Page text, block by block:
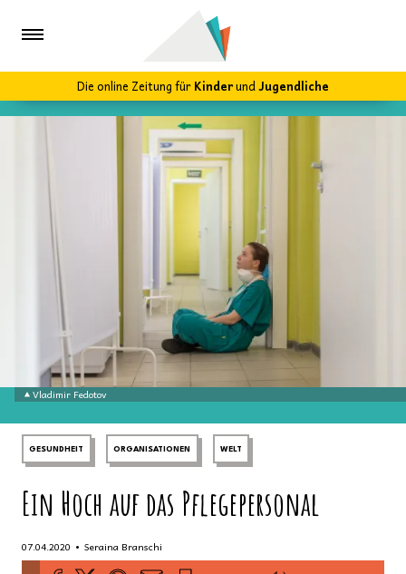
Die online Zeitung fürKinderundJugendliche
Vladimir Fedotov
GESUNDHEIT ORGANISATIONEN WELT
Ein Hoch auf das Pflegepersonal
07.04.2020 • Seraina Branschi